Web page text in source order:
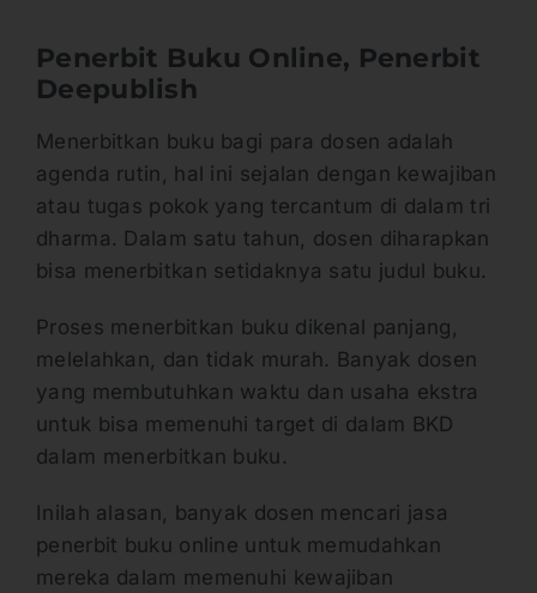
Penerbit Buku Online, Penerbit
Deepublish
Menerbitkan buku bagi para dosen adalah
agenda rutin, hal ini sejalan dengan kewajiban
atau tugas pokok yang tercantum di dalam tri
dharma. Dalam satu tahun, dosen diharapkan
bisa menerbitkan setidaknya satu judul buku.
Proses menerbitkan buku dikenal panjang,
melelahkan, dan tidak murah. Banyak dosen
yang membutuhkan waktu dan usaha ekstra
untuk bisa memenuhi target di dalam BKD
dalam menerbitkan buku.
Inilah alasan, banyak dosen mencari jasa
penerbit buku online untuk memudahkan
mereka dalam memenuhi kewajiban